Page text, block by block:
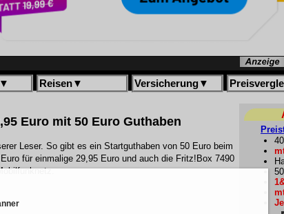
▼ Reisen▼ Versicherung▼
Euro mit 50 Euro Guthaben
Leser. So gibt es ein Startguthaben von 50 Euro beim
für einmalige 29,95 Euro und auch die Fritz!Box 7490